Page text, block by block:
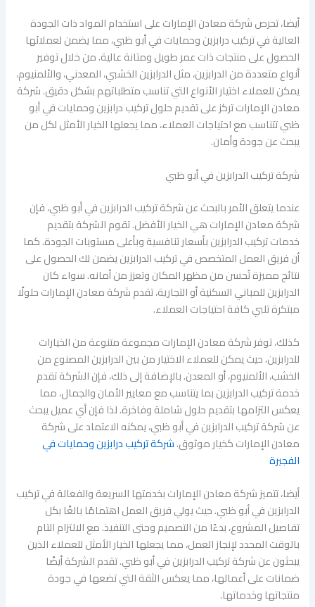
أيضا، تحرص شركة معادن الإمارات على استخدام المواد ذات الجودة
العالية في تركيب درابزين وحمايات في أبو ظبي، مما يضمن لعملائها
الحصول على منتجات ذات عمر طويل ومتانة عالية. من خلال توفير
أنواع متعددة من الدرابزين، مثل الدرابزين الخشبي، المعدني، والألمنيوم،
يمكن للعملاء اختيار الأنواع التي تناسب متطلباتهم بشكل دقيق. شركة
معادن الإمارات تركز على تقديم حلول تركيب درابزين وحمايات في أبو
ظبي تتناسب مع احتياجات العملاء، مما يجعلها الخيار الأمثل لكل من
يبحث عن جودة وأمان.
شركة تركيب الدرابزين في أبو ظبي
عندما يتعلق الأمر بالبحث عن شركة تركيب الدرابزين في أبو ظبي، فإن
شركة معادن الإمارات هي الخيار الأفضل. تقوم الشركة بتقديم
خدمات تركيب الدرابزين بأسعار تنافسية وبأعلى مستويات الجودة. كما
أن فريق العمل المتخصص في تركيب الدرابزين يضمن لك الحصول على
نتائج مميزة تُحسن من مظهر المكان وتعزز من أمانه. سواء كان
الدرابزين للمباني السكنية أو التجارية، تقدم شركة معادن الإمارات حلولًا
مبتكرة تلبي كافة احتياجات العملاء.
كذلك، توفر شركة معادن الإمارات مجموعة متنوعة من الخيارات
للدرابزين، حيث يمكن للعملاء الاختيار من بين الدرابزين المصنوع من
الخشب، الألمنيوم، أو المعدن. بالإضافة إلى ذلك، فإن الشركة تقدم
خدمة تركيب الدرابزين بما يتناسب مع معايير الأمان والجمال، مما
يعكس التزامها بتقديم حلول شاملة وفاخرة. لذا فإن أي عميل يبحث
عن شركة تركيب الدرابزين في أبو ظبي، يمكنه الاعتماد على شركة
معادن الإمارات كخيار موثوق.شركة تركيب درابزين وحمايات في
الفجيرة
أيضا، تتميز شركة معادن الإمارات بخدمتها السريعة والفعالة في تركيب
الدرابزين في أبو ظبي. حيث يولي فريق العمل اهتمامًا بالغًا بكل
تفاصيل المشروع، بدءًا من التصميم وحتى التنفيذ. مع الالتزام التام
بالوقت المحدد لإنجاز العمل، مما يجعلها الخيار الأمثل للعملاء الذين
يبحثون عن شركة تركيب الدرابزين في أبو ظبي. تقدم الشركة أيضًا
ضمانات على أعمالها، مما يعكس الثقة التي تضعها في جودة
منتجاتها وخدماتها.